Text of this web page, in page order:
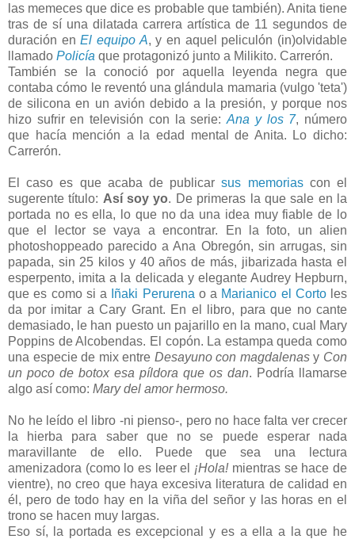
las memeces que dice es probable que también). Anita tiene
tras de sí una dilatada carrera artística de 11 segundos de
duración enEl equipo A, y en aquel peliculón (in)olvidable
llamado Policía que protagonizó junto a Milikito. Carrerón.
También se la conoció por aquella leyenda negra que
contaba cómo le reventó una glándula mamaria (vulgo 'teta')
de silicona en un avión debido a la presión, y porque nos
hizo sufrir en televisión con la serie:Ana y los 7, número
que hacía mención a la edad mental de Anita. Lo dicho:
Carrerón.
El caso es que acaba de publicar sus memorias con el
sugerente título: Así soy yo. De primeras la que sale en la
portada no es ella, lo que no da una idea muy fiable de lo
que el lector se vaya a encontrar. En la foto, un alien
photoshoppeado parecido a Ana Obregón, sin arrugas, sin
papada, sin 25 kilos y 40 años de más, jibarizada hasta el
esperpento, imita a la delicada y elegante Audrey Hepburn,
que es como si a
Iñaki Perurena o a Marianico el Corto les
da por imitar a Cary Grant. En el libro, para que no cante
demasiado, le han puesto un pajarillo en la mano, cual Mary
Poppins de Alcobendas. El copón. La estampa queda como
una especie de mix entre Desayuno con magdalenasy Con
un poco de botox esa píldora que os dan. Podría llamarse
algo así como: Mary del amor hermoso.
No he leído el libro -ni pienso-, pero no hace falta ver crecer
la hierba para saber que no se puede esperar nada
maravillante de ello. Puede que sea una lectura
amenizadora (como lo es leer el ¡Hola!mientras se hace de
vientre), no creo que haya excesiva literatura de calidad en
él, pero de todo hay en la viña del señor y las horas en el
trono se hacen muy largas.
Eso sí, la portada es excepcional y es a ella a la que he